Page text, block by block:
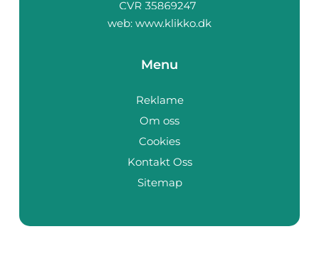
web: www.klikko.dk
Menu
Reklame
Om oss
Cookies
Kontakt Oss
Sitemap